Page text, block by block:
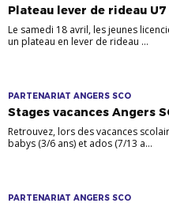
Plateau lever de rideau
Le samedi 18 avril, les jeunes
un plateau en lever de rideau ...
PARTENARIAT ANGERS SCO
Stages vacances Angers
Retrouvez, lors des vacances
babys (3/6 ans) et ados (7/13 a...
PARTENARIAT ANGERS SCO